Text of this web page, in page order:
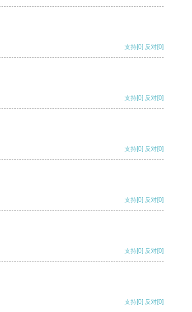
支持[0] 反对[0]
支持[0] 反对[0]
支持[0] 反对[0]
支持[0] 反对[0]
支持[0] 反对[0]
支持[0] 反对[0]